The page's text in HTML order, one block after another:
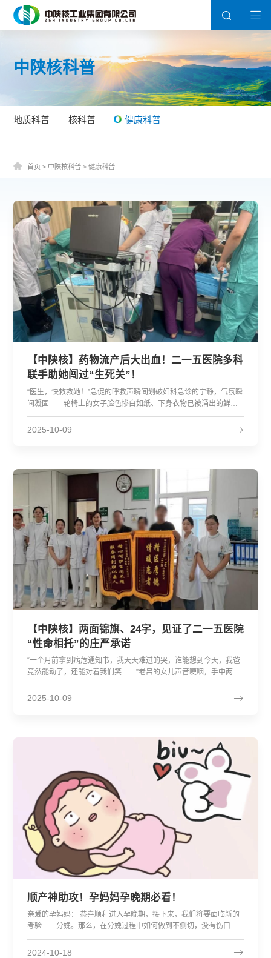
中陕核科普
地质科普 核科普 健康科普
首页> 中陕核科普> 健康科普
【中陕核】药物流产后大出血！二一五医院多科
联手助她闯过“生死关”！
“医生，快救救她！”急促的呼救声瞬间划破妇科急诊的宁静，气氛瞬
间凝固——轮椅上的女子脸色惨白如纸、下身衣物已被涌出的鲜血
完全浸透、暗红的血珠不断滴落，意识逐渐涣散，生命危在旦夕......
几天前，来自乾县的蒙女士被紧急送至陕西省核工业二一五医院妇
2025-10-09
【中陕核】两面锦旗、24字，见证了二一五医院
“性命相托”的庄严承诺
“一个月前拿到病危通知书，我天天难过的哭，谁能想到今天，我爸
竟然能动了，还能对着我们笑……”老吕的女儿声音哽咽，手中两面
红彤彤的锦旗在阳光下熠熠生辉。锦旗上，金灿灿的大字格外醒
目：“精医厚德 情暖患者”“精心呵护百问不烦 服务周到胜似亲人”。这
2025-10-09
顺产神助攻！孕妈妈孕晚期必看！
亲爱的孕妈妈： 恭喜顺利进入孕晚期，接下来，我们将要面临新的
考验——分娩。那么，在分娩过程中如何做到不侧切，没有伤口或
减少撕裂呢？今天，为各位准妈妈分享一个顺产神助攻技术—会阴
2024-10-18